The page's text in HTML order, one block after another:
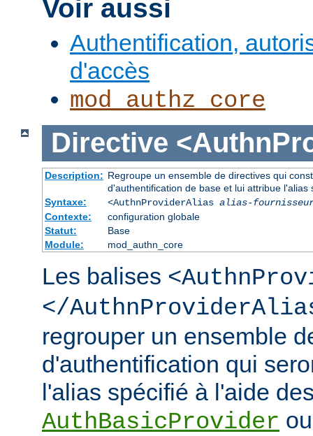
Voir aussi
Authentification,
d'accès
mod_authz_core
Directive
Description: Regroupe un ensemble de directives qui
d'authentification de base et lui attribue l'alias
Syntaxe:
<AuthnProviderAlias alias-
Contexte:
configuration globale
Statut:
Base
Module:
mod_authn_core
Les balises
</
regrouper un ensemble
d'authentification qui
l'alias spécifié à l'aide
AuthBasicProvider ou